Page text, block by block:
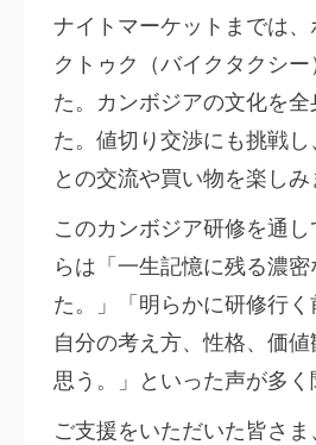
ナイトマーケットまでは
クトゥク（バイクタクシ
た。カンボジアの文化を
た。値切り交渉にも挑戦
との交流や買い物を楽しみ
このカンボジア研修を通
らは「一生記憶に残る濃
た。」「明らかに研修行
自分の考え方、性格、価
思う。」といった声が多く
ご支援をいただいた皆さ